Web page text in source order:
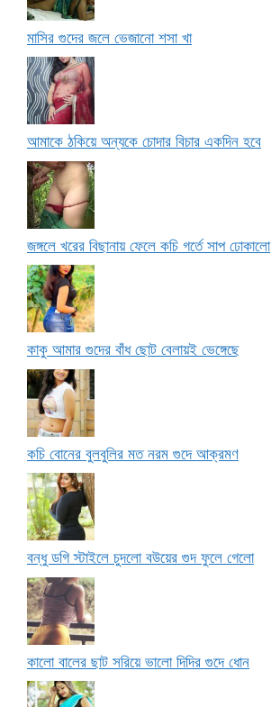
মাসির গুদের জলে ভেজানো শসা খা
আমাকে ঠকিয়ে অন্যকে চোদার বিচার একদিন হবে
জঙ্গলে খরের বিছানায় ফেলে কচি গর্তে সাপ ঢোকালো
কাকু আমার গুদের বাঁধ ছোট বেলায়ই ভেঙ্গেছে
কচি বোনের বুলবুলির মত নরম গুদে আক্রমণ
বন্ধু ডগি স্টাইলে চুদলো বউয়ের গুদ ফুলে গেলো
কালো বালের ছাট সরিয়ে ভালো দিদির গুদে ধোন